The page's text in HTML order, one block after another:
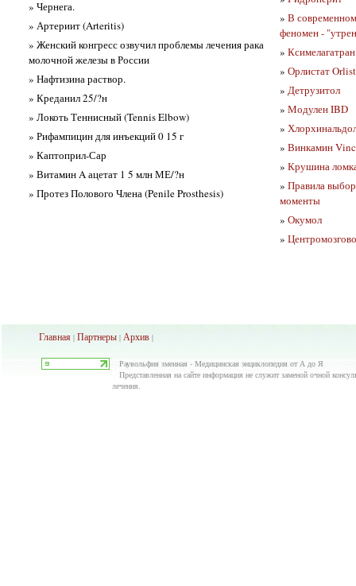
» Чернега.
» Артериит (Arteritis)
» Женский конгресс озвучил проблемы лечения рака
молочной железы в России
» Нафтизина раствор.
» Креданил 25/?н
» Локоть Теннисный (Tennis Elbow)
» Рифампицин для инъекций 0 15 г
» Каптоприл-Сар
» Витамин A ацетат 1 5 млн МЕ/?н
» Протез Полового Члена (Penile Prosthesis)
» В
феномен -
»
» Орлистат
» Детрузитол
» Модулен IBD
»
» Винкамин
» Крушина
» Правила
моменты
» Окумол
»
Главная | Партнеры | Архив |
Раувольфия змеиная - Медицинская энциклопедия от А до Я
Представленная на сайте информация не служит заменой очной
лечения.